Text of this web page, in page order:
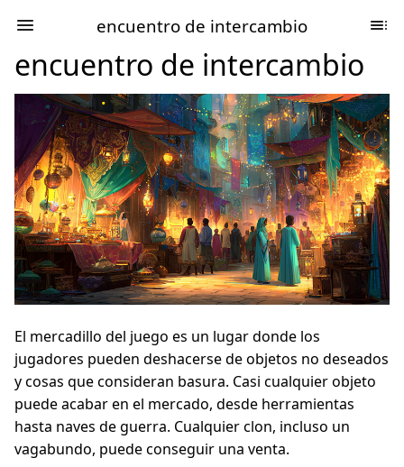
encuentro de intercambio
encuentro de intercambio
El mercadillo del juego es un lugar donde los
jugadores pueden deshacerse de objetos no deseados
y cosas que consideran basura. Casi cualquier objeto
puede acabar en el mercado, desde herramientas
hasta naves de guerra. Cualquier clon, incluso un
vagabundo, puede conseguir una venta.